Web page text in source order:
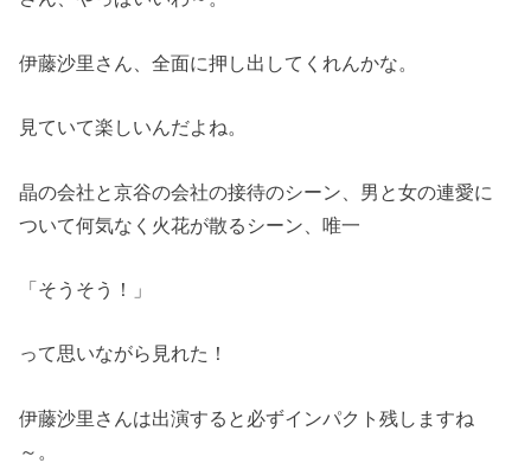
伊藤沙里さん、全面に押し出してくれんかな。
見ていて楽しいんだよね。
晶の会社と京谷の会社の接待のシーン、男と女の連愛に
ついて何気なく火花が散るシーン、唯一
「そうそう！」
って思いながら見れた！
伊藤沙里さんは出演すると必ずインパクト残しますね
～。